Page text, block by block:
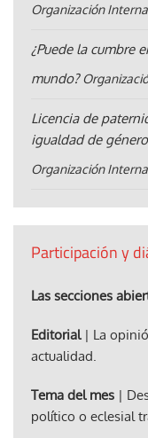
Organización
¿Puede la cumbre
mundo?
Licencia de
igualdad de género
Organización
Participación y
Las secciones
Editorial| La
actualidad.
Tema del mes |
político o eclesial